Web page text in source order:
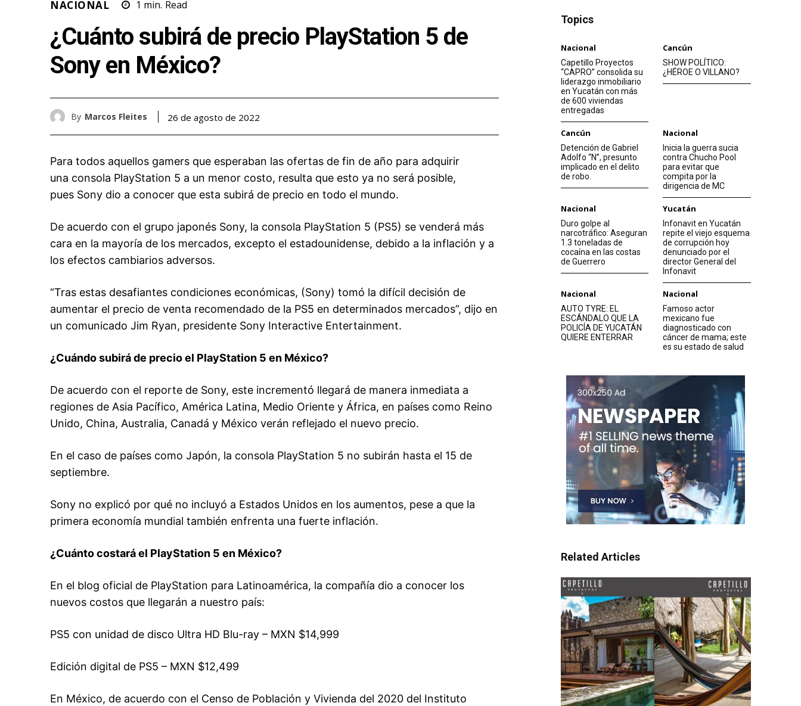
NACIONAL 1 min. Read
¿Cuánto subirá de precio PlayStation 5 de
Sony en México?
By Marcos Fleites 26 de agosto de 2022
Para todos aquellos gamers que esperaban las ofertas de fin de año para adquirir
una consola PlayStation 5 a un menor costo, resulta que esto ya no será posible,
pues Sony dio a conocer que esta subirá de precio en todo el mundo.
De acuerdo con el grupo japonés Sony, la consola PlayStation 5 (PS5) se venderá más
cara en la mayoría de los mercados, excepto el estadounidense, debido a la inflación y a
los efectos cambiarios adversos.
“Tras estas desafiantes condiciones económicas, (Sony) tomó la difícil decisión de
aumentar el precio de venta recomendado de la PS5 en determinados mercados”, dijo en
un comunicado Jim Ryan, presidente Sony Interactive Entertainment.
¿Cuándo subirá de precio el PlayStation 5 en México?
De acuerdo con el reporte de Sony, este incrementó llegará de manera inmediata a
regiones de Asia Pacífico, América Latina, Medio Oriente y África, en países como Reino
Unido, China, Australia, Canadá y México verán reflejado el nuevo precio.
En el caso de países como Japón, la consola PlayStation 5 no subirán hasta el 15 de
septiembre.
Sony no explicó por qué no incluyó a Estados Unidos en los aumentos, pese a que la
primera economía mundial también enfrenta una fuerte inflación.
¿Cuánto costará el PlayStation 5 en México?
En el blog oficial de PlayStation para Latinoamérica, la compañía dio a conocer los
nuevos costos que llegarán a nuestro país:
PS5 con unidad de disco Ultra HD Blu-ray – MXN $14,999
Edición digital de PS5 – MXN $12,499
En México, de acuerdo con el Censo de Población y Vivienda del 2020 del Instituto
Topics
Nacional
Capetillo Proyectos
“CAPRO” consolida su
liderazgo inmobiliario
en Yucatán con más
de 600 viviendas
entregadas
Cancún
SHOW POLÍTICO:
¿HÉROE O VILLANO?
Cancún
Detención de Gabriel
Adolfo “N”, presunto
implicado en el delito
de robo.
Nacional
Inicia la guerra sucia
contra Chucho Pool
para evitar que
compita por la
dirigencia de MC
Nacional
Duro golpe al
narcotráfico: Aseguran
1.3 toneladas de
cocaína en las costas
de Guerrero
Yucatán
Infonavit en Yucatán
repite el viejo esquema
de corrupción hoy
denunciado por el
director General del
Infonavit
Nacional
AUTO TYRE: EL
ESCÁNDALO QUE LA
POLICÍA DE YUCATÁN
QUIERE ENTERRAR
Nacional
Famoso actor
mexicano fue
diagnosticado con
cáncer de mama; este
es su estado de salud
Related Articles